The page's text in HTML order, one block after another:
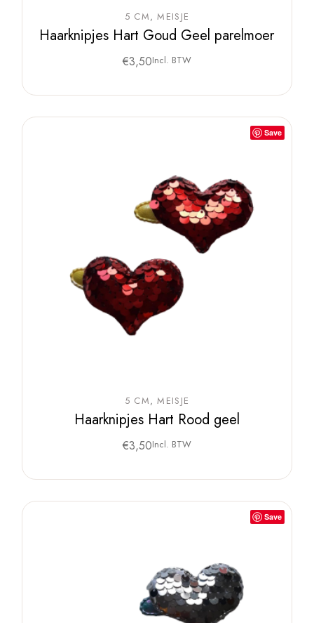
5 CM MEISJE
Haarknipjes Hart Goud Geel parelmoer
€3,50Incl. BTW
Save
5 CM MEISJE
Haarknipjes Hart Rood geel
€3,50Incl. BTW
Save